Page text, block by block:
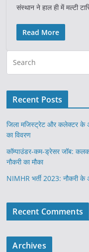
संस्थान ने हाल ही में मल्टी
Read More
Recent Posts
जिला मजिस्ट्रेट और कलेक्टर के
का विवरण
कॉम्पाउंडर-कम-ड्रेसर जॉब:
नौकरी का मौका
NIMHR भर्ती 2023: नौकरी
Recent Comments
Archives